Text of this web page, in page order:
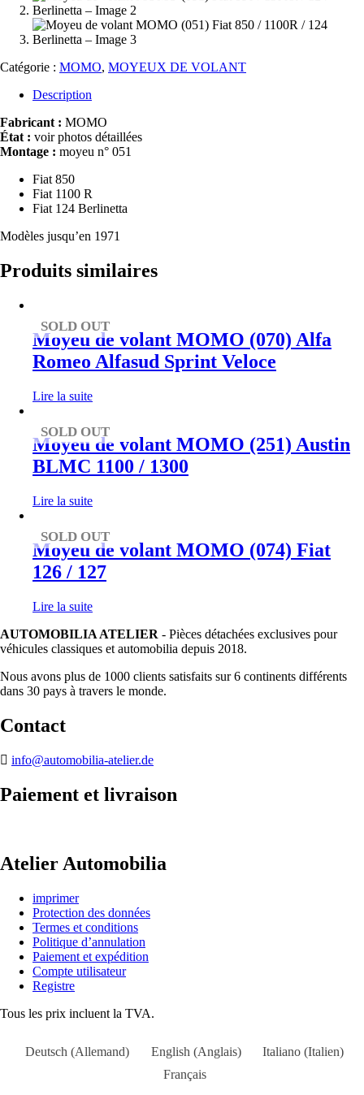
Catégorie : MOMO, MOYEUX DE VOLANT
Description
Fabricant : MOMO
État : voir photos détaillées
Montage : moyeu n° 051
Fiat 850
Fiat 1100 R
Fiat 124 Berlinetta
Modèles jusqu’en 1971
Produits similaires
SOLD OUT
Moyeu de volant MOMO (070) Alfa
Romeo Alfasud Sprint Veloce
Lire la suite
SOLD OUT
Moyeu de volant MOMO (251) Austin
BLMC 1100 / 1300
Lire la suite
SOLD OUT
Moyeu de volant MOMO (074) Fiat
126 / 127
Lire la suite
AUTOMOBILIA ATELIER - Pièces détachées exclusives pour
véhicules classiques et automobilia depuis 2018.
Nous avons plus de 1000 clients satisfaits sur 6 continents différents
dans 30 pays à travers le monde.
Contact
info@automobilia-atelier.de
Paiement et livraison
Atelier Automobilia
imprimer
Protection des données
Termes et conditions
Politique d’annulation
Paiement et expédition
Compte utilisateur
Registre
Tous les prix incluent la TVA.
Deutsch (Allemand) English (Anglais) Italiano (Italien)
Français